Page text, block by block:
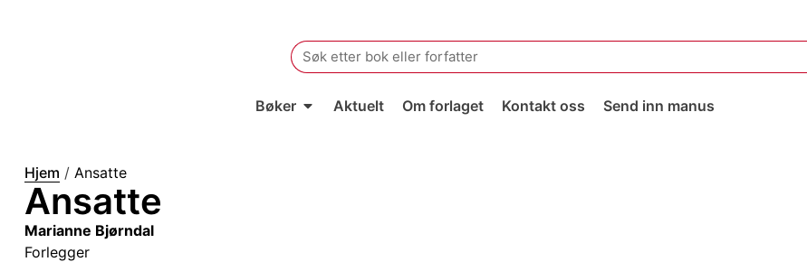
Search
for:
Bøker Aktuelt Om forlaget Kontakt oss Send inn manus
Hjem / Ansatte
Ansatte
Marianne Bjørndal
Forlegger